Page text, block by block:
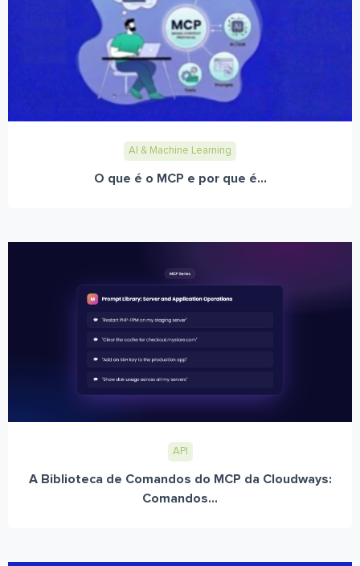
AI & Machine Learning
O que é o MCP e por que é...
API
A Biblioteca de Comandos do MCP da Cloudways:
Comandos...